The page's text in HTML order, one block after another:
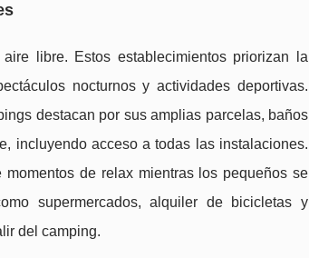
libre. Estos establecimientos priorizan la
nocturnos y actividades deportivas.
destacan por sus amplias parcelas, baños
incluyendo acceso a todas las instalaciones.
de relax mientras los pequeños se
supermercados, alquiler de bicicletas y
del camping.